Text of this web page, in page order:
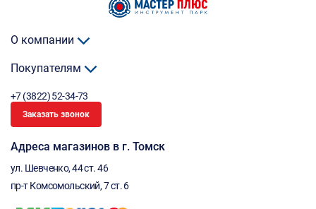
О компании
Покупателям
+7 (3822) 52-34-73
Заказать звонок
Адреса магазинов в г. Томск
ул. Шевченко, 44 ст. 46
пр-т Комсомольский, 7 ст. 6